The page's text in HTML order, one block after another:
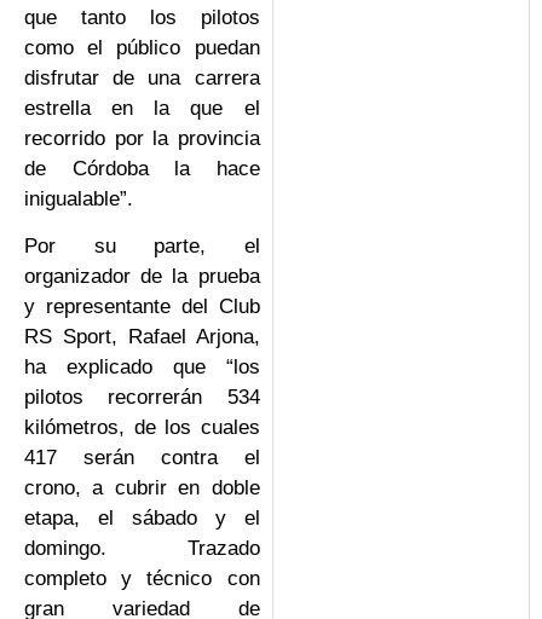
que tanto los pilotos
como el público puedan
disfrutar de una carrera
estrella en la que el
recorrido por la provincia
de Córdoba la hace
inigualable”.
Por su parte, el
organizador de la prueba
y representante del Club
RS Sport, Rafael Arjona,
ha explicado que “los
pilotos recorrerán 534
kilómetros, de los cuales
417 serán contra el
crono, a cubrir en doble
etapa, el sábado y el
domingo. Trazado
completo y técnico con
gran variedad de